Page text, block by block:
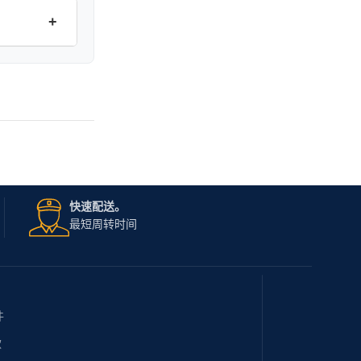
+
快速配送。
最短周转时间